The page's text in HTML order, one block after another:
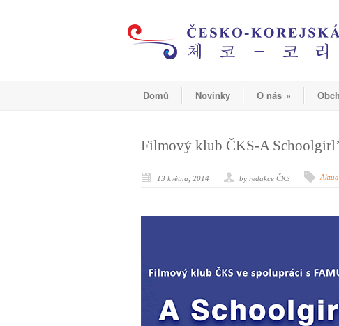
Domů Novinky O nás »
Filmový klub ČKS-A
13 května, 2014 by redakce ČKS